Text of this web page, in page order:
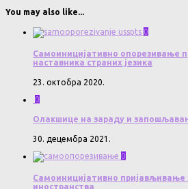
You may also like...
0
Самоиницијативно опорезивање
наставника страних језика
23. октобра 2020.
0
Олакшице на зараду и
30. децембра 2021.
0
Самоиницијативно пријављивање
иностранства